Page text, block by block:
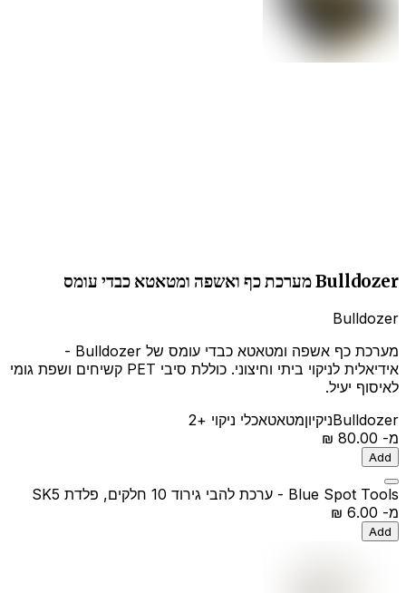
Bulldozer מערכת כף ואשפה ומטאטא כבדי עומס
Bulldozer
מערכת כף אשפה ומטאטא כבדי עומס של Bulldozer -
אידיאלית לניקוי ביתי וחיצוני. כוללת סיבי PET קשיחים ושפת גומי
לאיסוף יעיל.
Bulldozerניקיוןמטאטאכלי ניקוי +2
מ-
Add
Blue Spot Tools - ערכת להבי גירוד 10 חלקים, פלדת SK5
מ-
Add